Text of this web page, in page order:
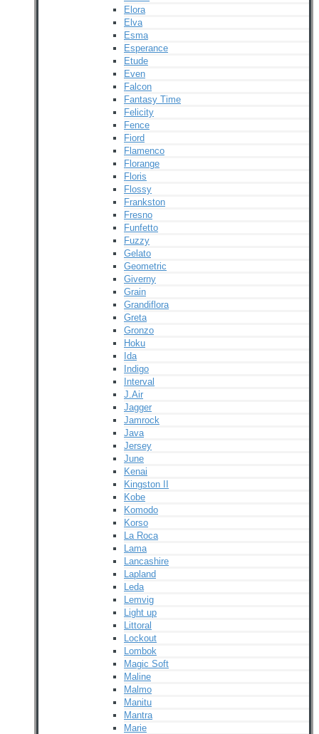
Elora
Elva
Esma
Esperance
Etude
Even
Falcon
Fantasy Time
Felicity
Fence
Fiord
Flamenco
Florange
Floris
Flossy
Frankston
Fresno
Funfetto
Fuzzy
Gelato
Geometric
Giverny
Grain
Grandiflora
Greta
Gronzo
Hoku
Ida
Indigo
Interval
J.Air
Jagger
Jamrock
Java
Jersey
June
Kenai
Kingston II
Kobe
Komodo
Korso
La Roca
Lama
Lancashire
Lapland
Leda
Lemvig
Light up
Littoral
Lockout
Lombok
Magic Soft
Maline
Malmo
Manitu
Mantra
Marie